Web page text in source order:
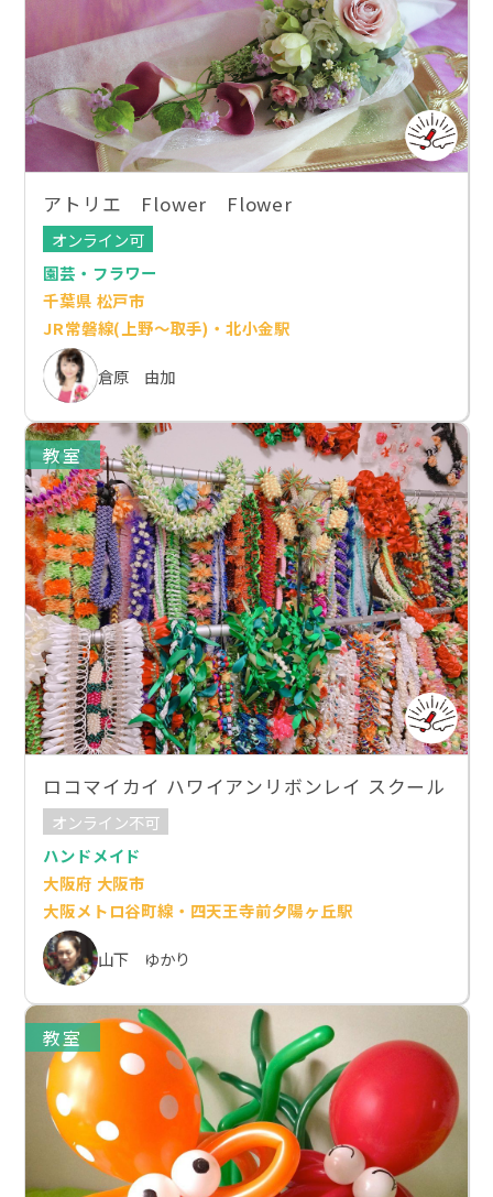
アトリエ Flower Flower
オンライン可
園芸・フラワー
千葉県 松戸市
JR常磐線(上野～取手)・北小金駅
倉原 由加
教室
ロコマイカイ ハワイアンリボンレイ スクール
オンライン不可
ハンドメイド
大阪府 大阪市
大阪メトロ谷町線・四天王寺前夕陽ヶ丘駅
山下 ゆかり
教室